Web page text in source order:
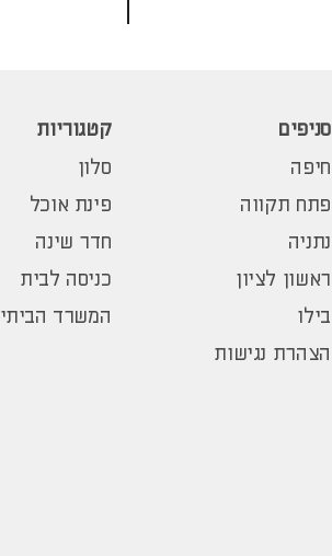
סניפים
חיפה
פתח תקווה
נתניה
ראשון לציון
בילו
הצהרת נגישות
קטגוריות
סלון
פינת אוכל
חדר שינה
כניסה לבית
המשרד הביתי